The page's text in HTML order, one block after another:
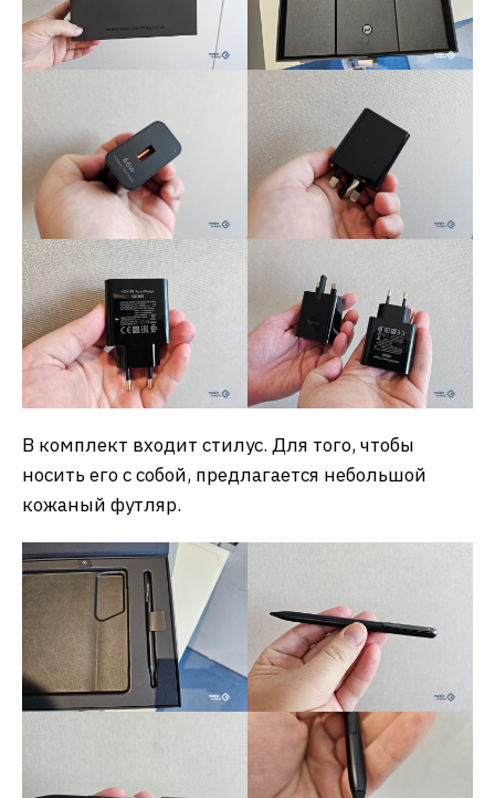
В комплект входит стилус. Для того, чтобы
носить его с собой, предлагается небольшой
кожаный футляр.